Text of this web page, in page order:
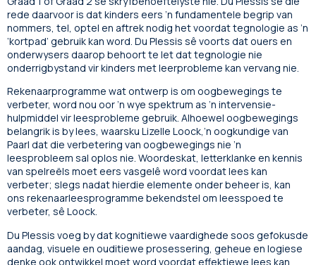
rede daarvoor is dat kinders eers ’n fundamentele begrip van
nommers, tel, optel en aftrek nodig het voordat tegnologie as ’n
‘kortpad’ gebruik kan word. Du Plessis sê voorts dat ouers en
onderwysers daarop behoort te let dat tegnologie nie
onderrigbystand vir kinders met leerprobleme kan vervang nie.
Rekenaarprogramme wat ontwerp is om oogbewegings te
verbeter, word nou oor ’n wye spektrum as ’n intervensie-
hulpmiddel vir leesprobleme gebruik. Alhoewel oogbewegings
belangrik is by lees, waarsku Lizelle Loock,’n oogkundige van
Paarl dat die verbetering van oogbewegings nie ’n
leesprobleem sal oplos nie. Woordeskat, letterklanke en kennis
van spelreëls moet eers vasgelê word voordat lees kan
verbeter; slegs nadat hierdie elemente onder beheer is, kan
ons rekenaarleesprogramme bekendstel om leesspoed te
verbeter, sê Loock.
Du Plessis voeg by dat kognitiewe vaardighede soos gefokusde
aandag, visuele en ouditiewe prosessering, geheue en logiese
denke ook ontwikkel moet word voordat effektiewe lees kan